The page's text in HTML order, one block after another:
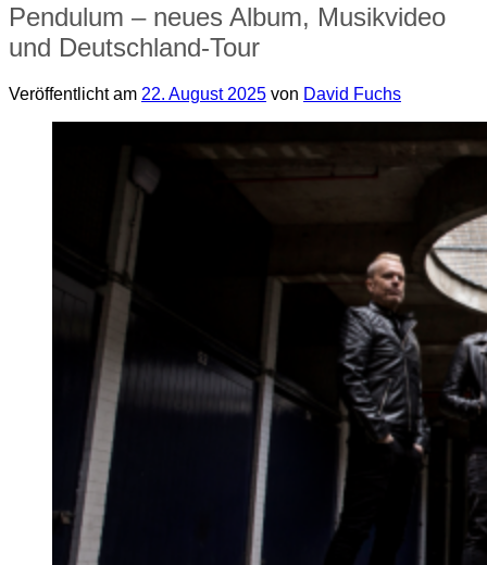
Pendulum – neues Album, Musikvideo
und Deutschland-Tour
Veröffentlicht am 22. August 2025 von David Fuchs